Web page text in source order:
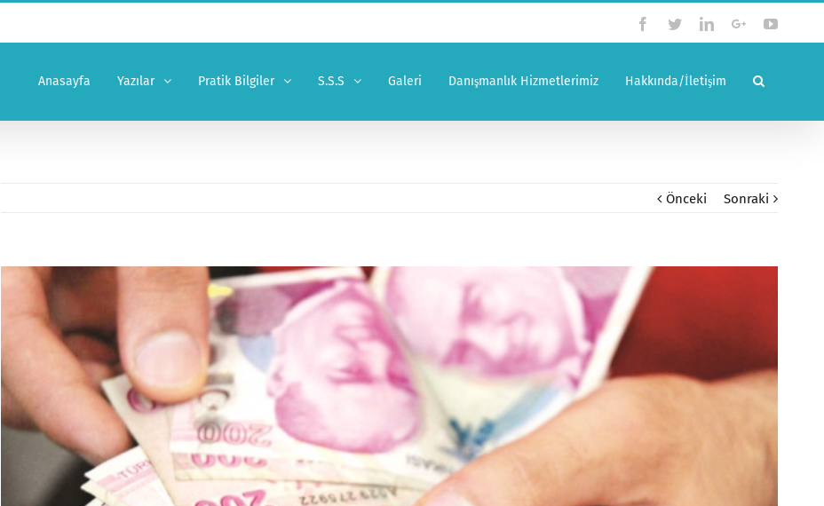
Facebook
TwitterLinkedinGoogle+
Anasayfa Yazılar Pratik Bilgiler S.S.S Galeri Danışmanlık Hizmetlerimiz Hakkında/İletişim
Önceki Sonraki